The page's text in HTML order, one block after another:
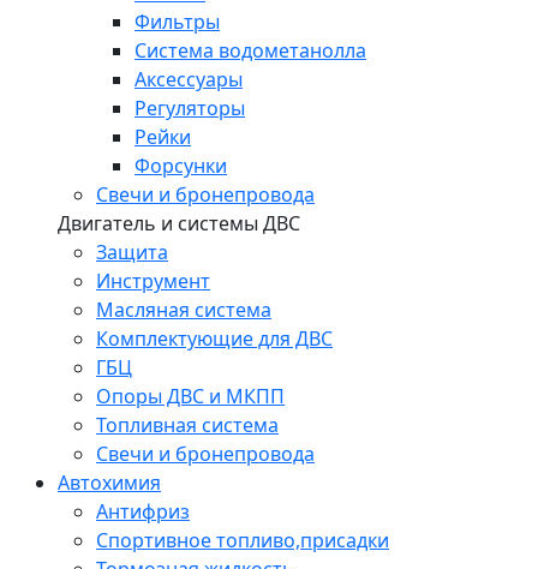
Фильтры
Система водометанолла
Аксессуары
Регуляторы
Рейки
Форсунки
Свечи и бронепровода
Двигатель и системы ДВС
Защита
Инструмент
Масляная система
Комплектующие для ДВС
ГБЦ
Опоры ДВС и МКПП
Топливная система
Свечи и бронепровода
Автохимия
Антифриз
Спортивное топливо,присадки